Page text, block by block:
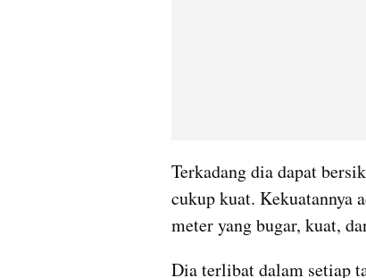
Terkadang dia dapat
cukup kuat. Kekuatannya
meter yang bugar, kuat,
Dia terlibat dalam setiap